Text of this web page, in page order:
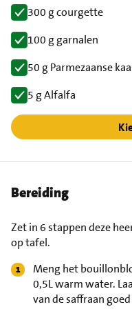
300 g courgette
100 g garnalen
50 g Parmezaanse
5 g Alfalfa
Bereiding
Zet in 6 stappen deze
op tafel.
Meng het
0,5L warm water.
van de saffraan